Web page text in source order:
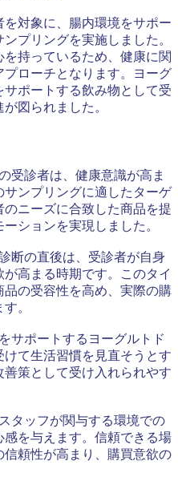
対象に、腸内環境をサポー
プリングを実施しました。
持っているため、健康に関
ローチとなります。ヨーグ
ポートする飲み物として受
図られました。
受診者は、健康意識が高ま
ンプリングに適したターゲ
ニーズに合致した商品を提
ションを実現しました。
断の直後は、受診者が自身
高まる時期です。このタイ
品の受容性を高め、実際の購
。
サポートするヨーグルトド
て生活習慣を見直そうとす
策として受け入れられやす
タッフが関与する環境での
を与えます。信頼できる場
頼性が高まり、購買意欲の